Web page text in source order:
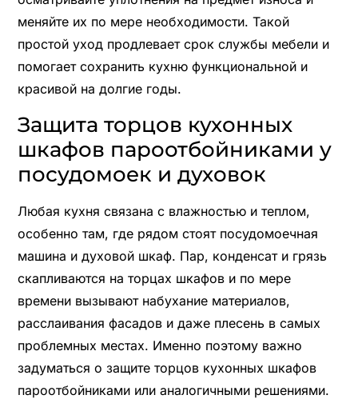
меняйте их по мере необходимости. Такой
простой уход продлевает срок службы мебели и
помогает сохранить кухню функциональной и
красивой на долгие годы.
Защита торцов кухонных
шкафов пароотбойниками у
посудомоек и духовок
Любая кухня связана с влажностью и теплом,
особенно там, где рядом стоят посудомоечная
машина и духовой шкаф. Пар, конденсат и грязь
скапливаются на торцах шкафов и по мере
времени вызывают набухание материалов,
расслаивания фасадов и даже плесень в самых
проблемных местах. Именно поэтому важно
задуматься о защите торцов кухонных шкафов
пароотбойниками или аналогичными решениями.